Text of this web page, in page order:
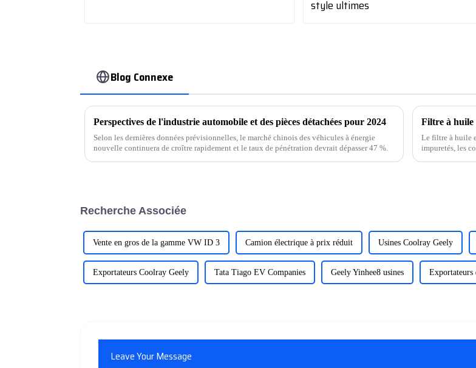
Blog Connexe
Perspectives de l'industrie automobile et des pièces détachées pour 2024
Selon les dernières données prévisionnelles, le marché chinois des véhicules à énergie
nouvelle continuera de croître rapidement et le taux de pénétration devrait dépasser 47 %.
Filtre à
Le filtre à huile
impuretés, les
Recherche Associée
Vente en gros de la gamme VW ID 3 Camion électrique à prix réduit Usines Coolray Geely
Exportateurs Coolray Geely Tata Tiago EV Companies Geely Yinhee8 usines Exportateurs
Leave Your Message